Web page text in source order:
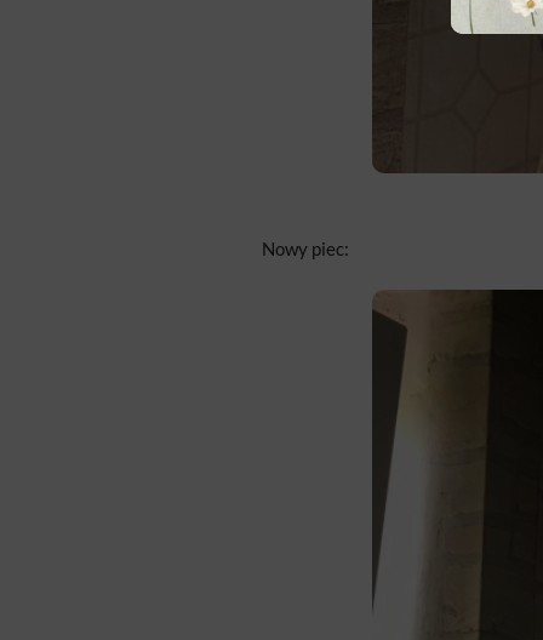
Nowy piec: